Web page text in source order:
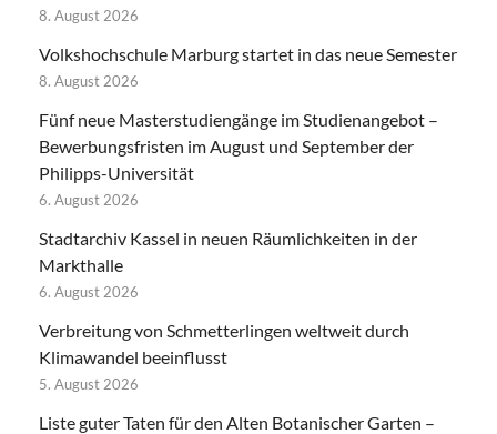
8. August 2026
Volkshochschule Marburg startet in das neue Semester
8. August 2026
Fünf neue Masterstudiengänge im Studienangebot –
Bewerbungsfristen im August und September der
Philipps-Universität
6. August 2026
Stadtarchiv Kassel in neuen Räumlichkeiten in der
Markthalle
6. August 2026
Verbreitung von Schmetterlingen weltweit durch
Klimawandel beeinflusst
5. August 2026
Liste guter Taten für den Alten Botanischer Garten –